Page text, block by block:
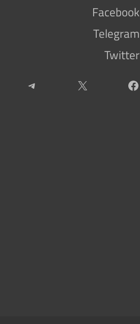
Facebook
Telegram
Twitter
Facebook
X
Telegram